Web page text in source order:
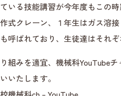
いる技能講習が今年度もこの
式クレーン、１年生はガス溶
呼ばれており、生徒達はそれ
組みを適宜、機械科YouTube
いたします。